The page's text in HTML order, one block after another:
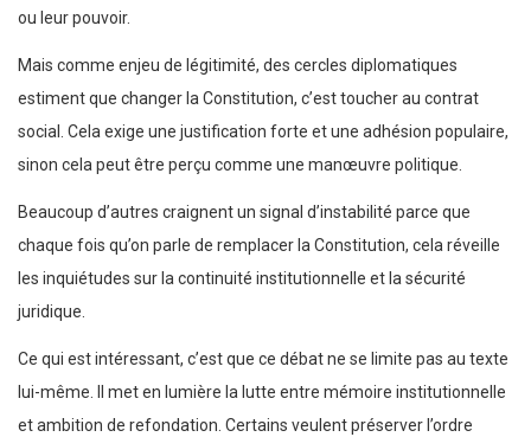
ou leur pouvoir.
Mais comme enjeu de légitimité, des cercles diplomatiques
estiment que changer la Constitution, c’est toucher au contrat
social. Cela exige une justification forte et une adhésion populaire,
sinon cela peut être perçu comme une manœuvre politique.
Beaucoup d’autres craignent un signal d’instabilité parce que
chaque fois qu’on parle de remplacer la Constitution, cela réveille
les inquiétudes sur la continuité institutionnelle et la sécurité
juridique.
Ce qui est intéressant, c’est que ce débat ne se limite pas au texte
lui-même. Il met en lumière la lutte entre mémoire institutionnelle
et ambition de refondation. Certains veulent préserver l’ordre